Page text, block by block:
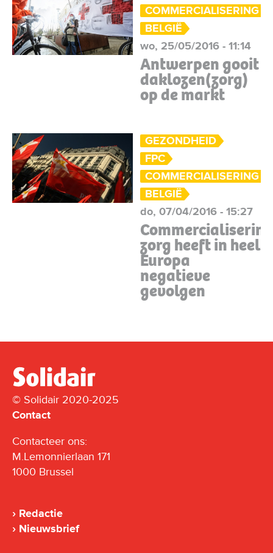
COMMERCIALISERING
BELGIË
wo, 25/05/2016 - 11:14
Antwerpen gooit
daklozen(zorg)
op de markt
GEZONDHEID
FPC
COMMERCIALISERING
BELGIË
do, 07/04/2016 - 15:27
zorg heeft in heel
Europa
negatieve
gevolgen
© Solidair 2020-2025
Contact
Contacteer ons:
M.Lemonnierlaan 171
1000 Brussel
Redactie
Nieuwsbrief